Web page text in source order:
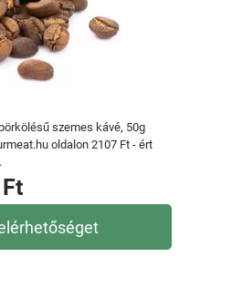
szemes kávé, 50g
oldalon 2107 Ft - ért